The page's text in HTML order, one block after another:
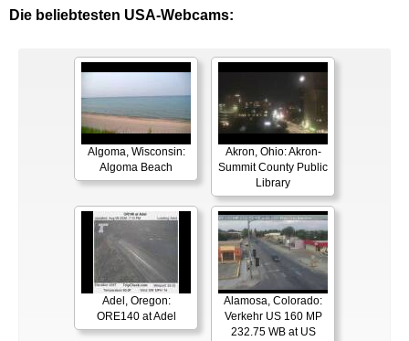
Die beliebtesten USA-Webcams:
Algoma, Wisconsin:
Algoma Beach
Akron, Ohio: Akron-
Summit County Public
Library
Adel, Oregon:
ORE140 at Adel
Alamosa, Colorado:
Verkehr US 160 MP
232.75 WB at US